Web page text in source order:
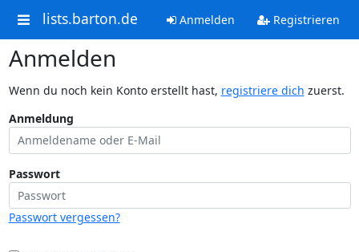
lists.barton.de Anmelden Registrieren
Anmelden
Wenn du noch kein Konto erstellt hast, registriere dich zuerst.
Anmeldung
Passwort
Passwort vergessen?